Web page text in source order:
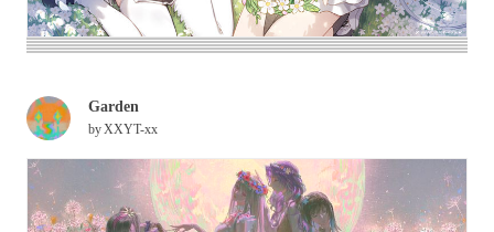
Garden
byXXYT-xx